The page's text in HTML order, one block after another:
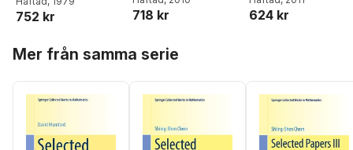
752 kr
Chern,Zhongmin Shen
718 kr
Chern
624 kr
Mer från samma serie